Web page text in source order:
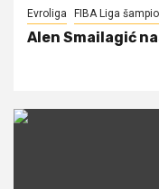
Evroliga FIBA Liga
Alen Smailagić